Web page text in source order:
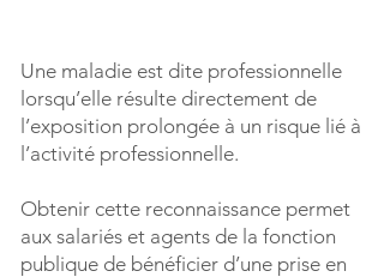
Une maladie est dite professionnelle
lorsqu’elle résulte directement de
l’exposition prolongée à un risque lié à
l’activité professionnelle.
Obtenir cette reconnaissance permet
aux salariés et agents de la fonction
publique de bénéficier d’une prise en